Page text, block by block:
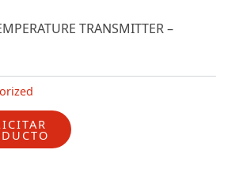
TRANSMITTER –